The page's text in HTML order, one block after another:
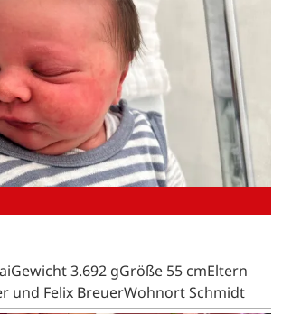
3.692 gGröße 55 cmEltern
und Felix BreuerWohnort Schmidt